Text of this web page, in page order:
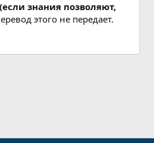
знания позволяют,
этого не передает.